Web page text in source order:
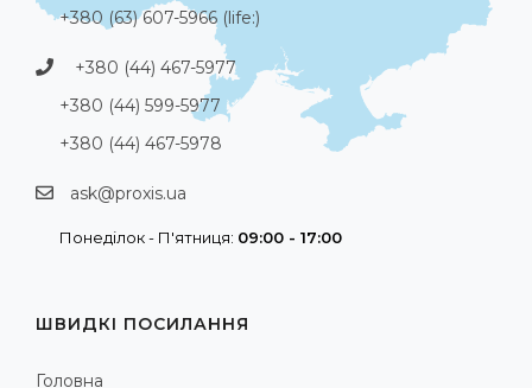
+380 (63) 607-5966 (life:)
+380 (44) 467-5977
+380 (44) 599-5977
+380 (44) 467-5978
ask@proxis.ua
Понеділок - П'ятниця: 09:00 - 17:00
ШВИДКІ ПОСИЛАННЯ
Головна